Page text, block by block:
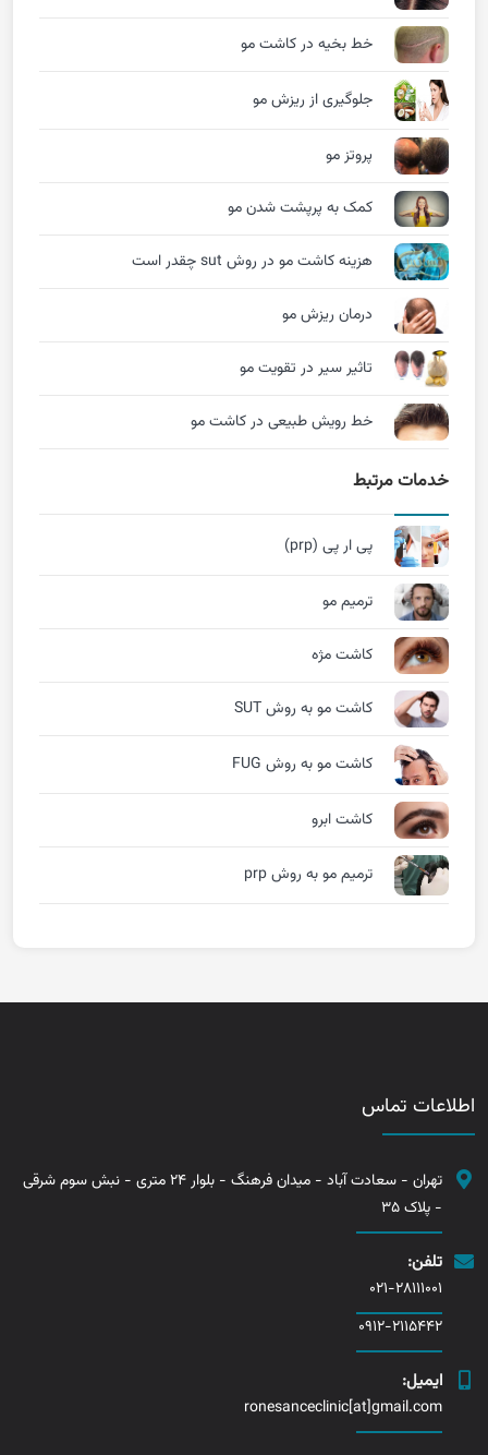
خط بخیه در کاشت مو
جلوگیری از ریزش مو
پروتز مو
کمک به پرپشت شدن مو
هزینه کاشت مو در روش sut چقدر است
درمان ریزش مو
تاثیر سیر در تقویت مو
خط رویش طبیعی در کاشت مو
خدمات مرتبط
پی ار پی (prp)
ترمیم مو
کاشت مژه
کاشت مو به روش SUT
کاشت مو به روش FUG
کاشت ابرو
ترمیم مو به روش prp
اطلاعات تماس
تهران - سعادت آباد - میدان فرهنگ - بلوار 24 متری - نبش سوم شرقی
- پلاک 35
تلفن:
021-28111001
0912-2115442
ایمیل:
ronesanceclinic[at]gmail.com